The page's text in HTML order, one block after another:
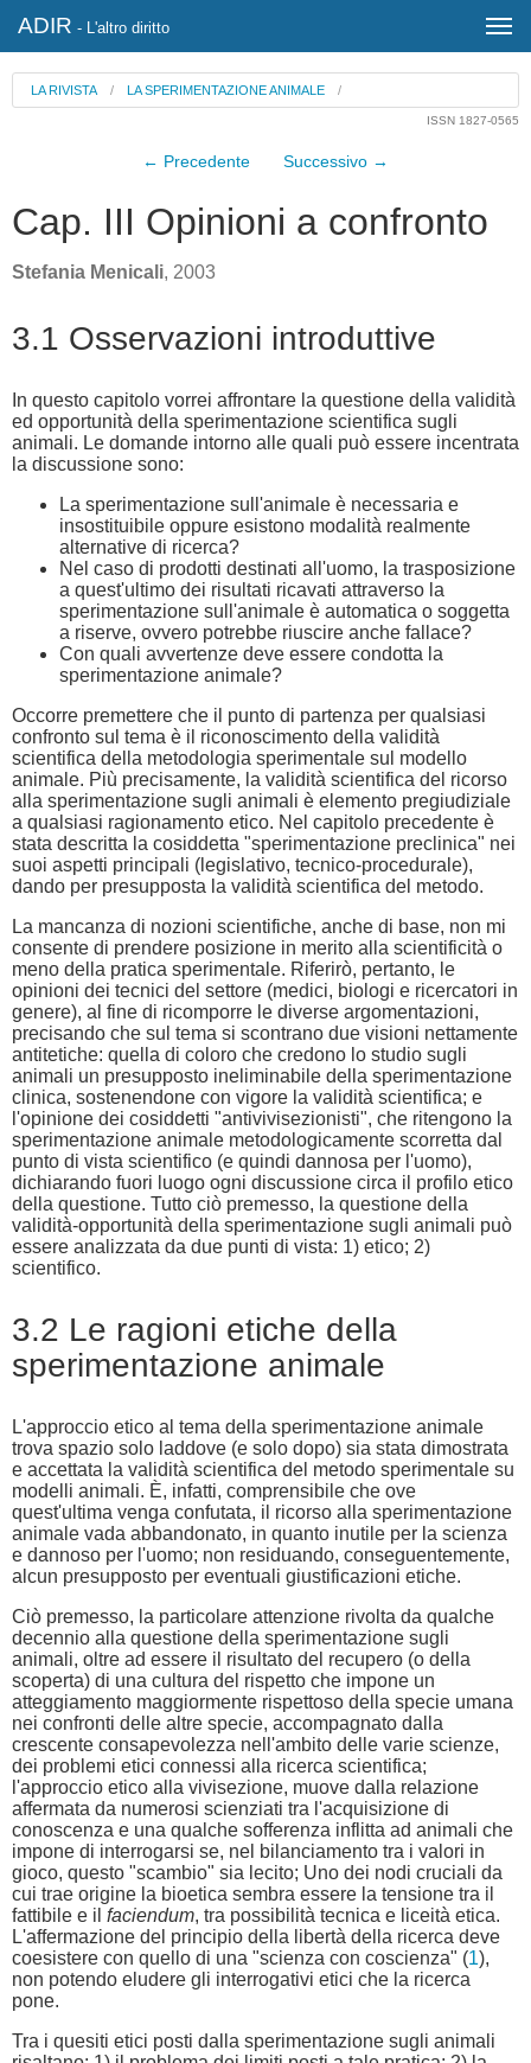
ADIR - L'altro diritto
LA RIVISTA / LA SPERIMENTAZIONE ANIMALE/
ISSN 1827-0565
← Precedente Successivo →
Cap. III Opinioni a confronto
Stefania Menicali, 2003
3.1 Osservazioni introduttive
In questo capitolo vorrei affrontare la questione della validità
ed opportunità della sperimentazione scientifica sugli
animali. Le domande intorno alle quali può essere incentrata
la discussione sono:
La sperimentazione sull'animale è necessaria e
insostituibile oppure esistono modalità realmente
alternative di ricerca?
Nel caso di prodotti destinati all'uomo, la trasposizione
a quest'ultimo dei risultati ricavati attraverso la
sperimentazione sull'animale è automatica o soggetta
a riserve, ovvero potrebbe riuscire anche fallace?
Con quali avvertenze deve essere condotta la
sperimentazione animale?
Occorre premettere che il punto di partenza per qualsiasi
confronto sul tema è il riconoscimento della validità
scientifica della metodologia sperimentale sul modello
animale. Più precisamente, la validità scientifica del ricorso
alla sperimentazione sugli animali è elemento pregiudiziale
a qualsiasi ragionamento etico. Nel capitolo precedente è
stata descritta la cosiddetta "sperimentazione preclinica" nei
suoi aspetti principali (legislativo, tecnico-procedurale),
dando per presupposta la validità scientifica del metodo.
La mancanza di nozioni scientifiche, anche di base, non mi
consente di prendere posizione in merito alla scientificità o
meno della pratica sperimentale. Riferirò, pertanto, le
opinioni dei tecnici del settore (medici, biologi e ricercatori in
genere), al fine di ricomporre le diverse argomentazioni,
precisando che sul tema si scontrano due visioni nettamente
antitetiche: quella di coloro che credono lo studio sugli
animali un presupposto ineliminabile della sperimentazione
clinica, sostenendone con vigore la validità scientifica; e
l'opinione dei cosiddetti "antivivisezionisti", che ritengono la
sperimentazione animale metodologicamente scorretta dal
punto di vista scientifico (e quindi dannosa per l'uomo),
dichiarando fuori luogo ogni discussione circa il profilo etico
della questione. Tutto ciò premesso, la questione della
validità-opportunità della sperimentazione sugli animali può
essere analizzata da due punti di vista: 1) etico; 2)
scientifico.
3.2 Le ragioni etiche della
sperimentazione animale
L'approccio etico al tema della sperimentazione animale
trova spazio solo laddove (e solo dopo) sia stata dimostrata
e accettata la validità scientifica del metodo sperimentale su
modelli animali. È, infatti, comprensibile che ove
quest'ultima venga confutata, il ricorso alla sperimentazione
animale vada abbandonato, in quanto inutile per la scienza
e dannoso per l'uomo; non residuando, conseguentemente,
alcun presupposto per eventuali giustificazioni etiche.
Ciò premesso, la particolare attenzione rivolta da qualche
decennio alla questione della sperimentazione sugli
animali, oltre ad essere il risultato del recupero (o della
scoperta) di una cultura del rispetto che impone un
atteggiamento maggiormente rispettoso della specie umana
nei confronti delle altre specie, accompagnato dalla
crescente consapevolezza nell'ambito delle varie scienze,
dei problemi etici connessi alla ricerca scientifica;
l'approccio etico alla vivisezione, muove dalla relazione
affermata da numerosi scienziati tra l'acquisizione di
conoscenza e una qualche sofferenza inflitta ad animali che
impone di interrogarsi se, nel bilanciamento tra i valori in
gioco, questo "scambio" sia lecito; Uno dei nodi cruciali da
cui trae origine la bioetica sembra essere la tensione tra il
fattibile e il faciendum, tra possibilità tecnica e liceità etica.
L'affermazione del principio della libertà della ricerca deve
coesistere con quello di una "scienza con coscienza" (1),
non potendo eludere gli interrogativi etici che la ricerca
pone.
Tra i quesiti etici posti dalla sperimentazione sugli animali